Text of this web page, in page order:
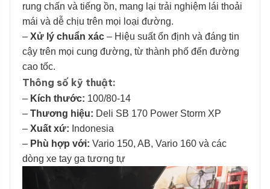
rung chấn và tiếng ồn, mang lại trải nghiệm lái thoải
mái và dễ chịu trên mọi loại đường.
– Xử lý chuẩn xác – Hiệu suất ổn định và đáng tin
cậy trên mọi cung đường, từ thành phố đến đường
cao tốc.
Thông số kỹ thuật:
– Kích thước: 100/80-14
– Thương hiệu: Deli SB 170 Power Storm XP
– Xuất xứ: Indonesia
– Phù hợp với: Vario 150, AB, Vario 160 và các
dòng xe tay ga tương tự